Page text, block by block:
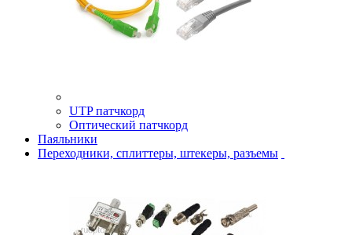
UTP патчкорд
Оптический патчкорд
Паяльники
Переходники, сплиттеры, штекеры, разъемы